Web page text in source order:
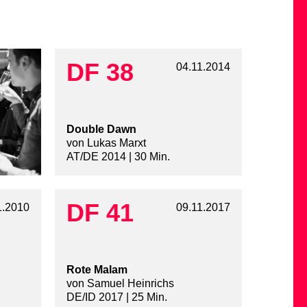
DF 38 04.11.2014
Double Dawn
von Lukas Marxt
AT/DE 2014 | 30 Min.
DF 41 09.11.2017
Rote Malam
von Samuel Heinrichs
DE/ID 2017 | 25 Min.